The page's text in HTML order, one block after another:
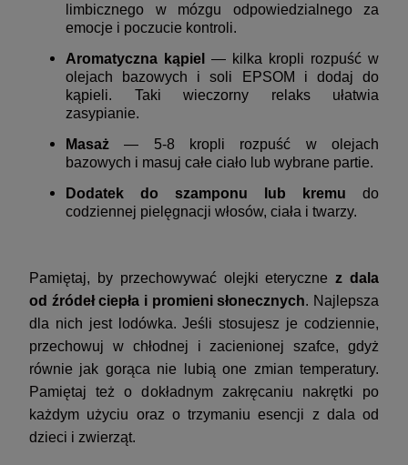
limbicznego w mózgu odpowiedzialnego za
emocje i poczucie kontroli.
Aromatyczna kąpiel — kilka kropli rozpuść w
olejach bazowych i soli EPSOM i dodaj do
kąpieli. Taki wieczorny relaks ułatwia
zasypianie.
Masaż— 5-8 kropli rozpuść w olejach
bazowych i masuj całe ciało lub wybrane partie.
Dodatek do szamponu lub kremu do
codziennej pielęgnacji włosów, ciała i twarzy.
Pamiętaj, by przechowywać olejki eterycznez dala
od źródeł ciepła i promieni słonecznych. Najlepsza
dla nich jest lodówka. Jeśli stosujesz je codziennie,
przechowuj w chłodnej i zacienionej szafce, gdyż
równie jak gorąca nie lubią one zmian temperatury.
Pamiętaj też o dokładnym zakręcaniu nakrętki po
każdym użyciu oraz o trzymaniu esencji z dala od
dzieci i zwierząt.